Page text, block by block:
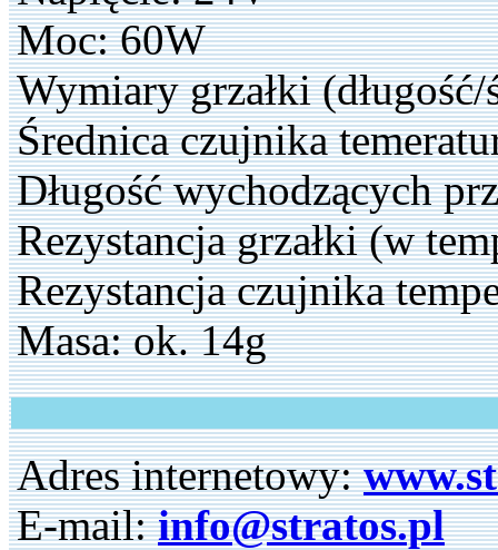
Moc: 60W
Wymiary grzałki
Średnica czujnika
Długość wychodzących
Rezystancja grzałki (w
Rezystancja czujnika
Masa: ok. 14g
Adres internetowy:
E-mail:info@stratos.pl